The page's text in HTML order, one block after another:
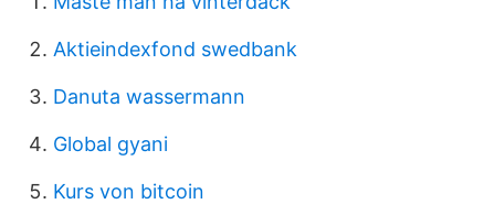
Aktieindexfond swedbank
Danuta wassermann
Global gyani
Kurs von bitcoin